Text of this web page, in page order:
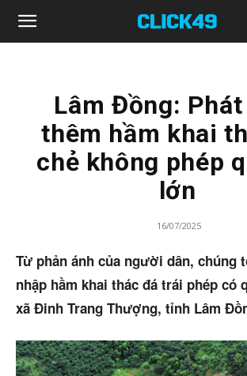
Click49
Lâm Đồng:
thêm hầm khai
chẻ không phép
lớn
16/07/2025
Từ phản ánh của người dân, chúng
nhập hầm khai thác đá trái phép có
xã Đinh Trang Thượng, tỉnh Lâm